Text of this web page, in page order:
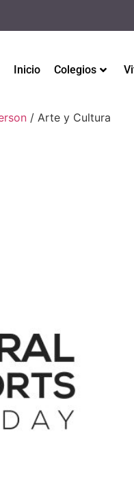
Inicio Colegios
/ Arte y Cultura